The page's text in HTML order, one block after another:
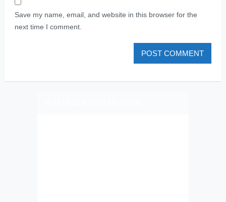
Save my name, email, and website in this browser for the
next time I comment.